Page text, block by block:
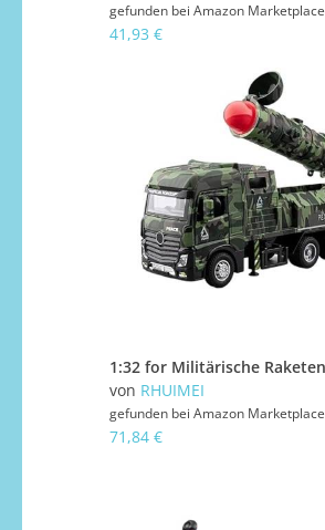
gefunden bei Amazon Marketplace
41,93 €
von RHUIMEI
gefunden bei Amazon Marketplace
71,84 €